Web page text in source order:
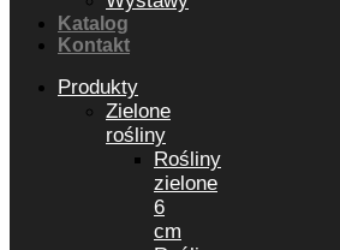
Katalog
Kontakt
Produkty
Zielone
rośliny
Rośliny
zielone
6
cm